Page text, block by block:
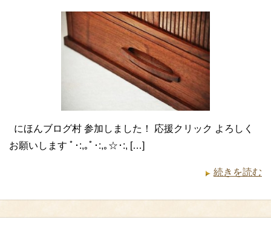
にほんブログ村 参加しました！ 応援クリック よろしく
お願いします ﾟ･:,｡ﾟ･:,｡☆･:, […]
続きを読む